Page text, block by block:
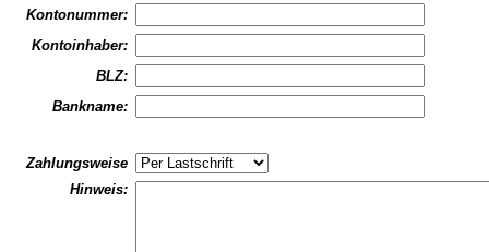
Kontonummer:
Kontoinhaber:
BLZ:
Bankname:
Zahlungsweise
Hinweis: